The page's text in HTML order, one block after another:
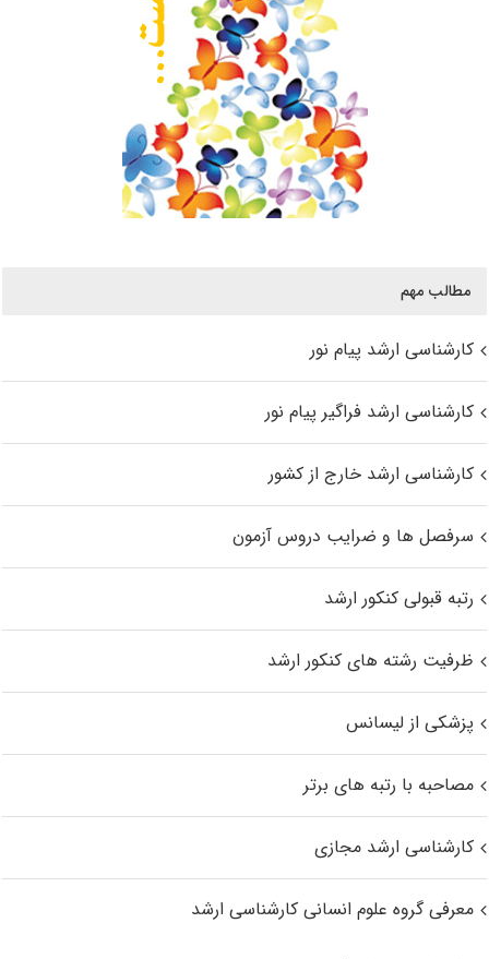
مطالب مهم
کارشناسی ارشد پیام نور
کارشناسی ارشد فراگیر پیام نور
کارشناسی ارشد خارج از کشور
سرفصل ها و ضرایب دروس آزمون
رتبه قبولی کنکور ارشد
ظرفیت رشته های کنکور ارشد
پزشکی از لیسانس
مصاحبه با رتبه های برتر
کارشناسی ارشد مجازی
معرفی گروه علوم انسانی کارشناسی ارشد